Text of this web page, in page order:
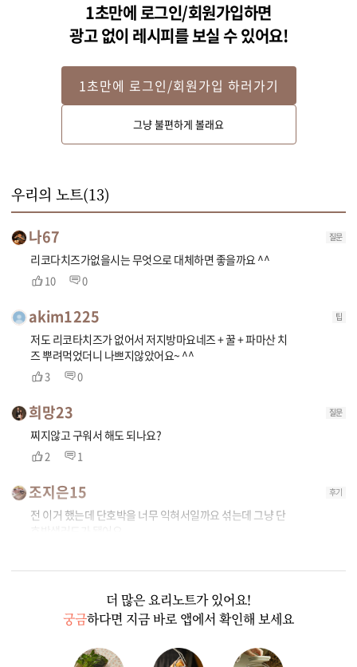
단호박은 씨를 파내고 껍질째 먹기 좋은 크기로 썰어주세요.
1초만에 로그인/회원가입하면
광고 없이 레시피를 보실 수 있어요!
1초만에 로그인/회원가입 하러가기
그냥 불편하게 볼래요
우리의 노트(13)
나67 질문
리코다치즈가없을시는 무엇으로 대체하면 좋을까요 ^^
10 0
akim1225 팁
저도 리코타치즈가 없어서 저지방마요네즈 + 꿀 + 파마산 치
즈 뿌려먹었더니 나쁘지않았어요~ ^^
3 0
희망23 질문
찌지않고 구워서 해도 되나요?
2 1
조지은15 후기
전 이거 했는데 단호박을 너무 익혀서일까요 섞는데 그냥 단
더 많은 요리노트가 있어요!
궁금하다면 지금 바로 앱에서 확인해 보세요